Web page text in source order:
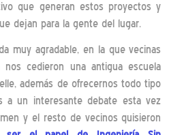
que generan estos proyectos y
dejan para la gente del lugar.
muy agradable, en la que vecinas
cedieron una antigua escuela
además de ofrecernos todo tipo
a un interesante debate esta vez
y el resto de vecinos quisieron